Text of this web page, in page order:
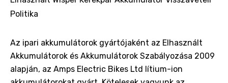
Politika
Az ipari akkumulátorok gyártójaként az Elhasznált
Akkumulátorok és Akkumulátorok Szabályozása 2009
alapján, az Amps Electric Bikes Ltd lítium-ion